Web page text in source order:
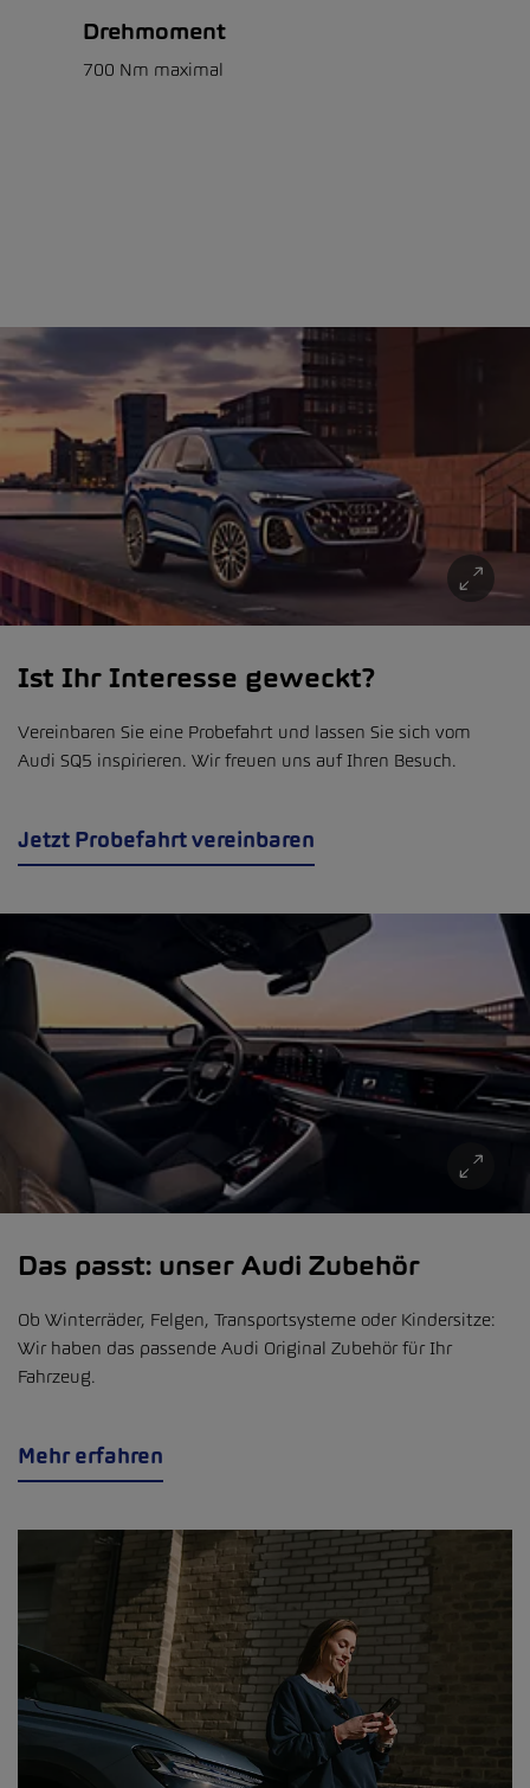
Drehmoment
700 Nm maximal
Ist Ihr Interesse geweckt?
Vereinbaren Sie eine Probefahrt und lassen Sie sich vom
Audi SQ5 inspirieren. Wir freuen uns auf Ihren Besuch.
Jetzt Probefahrt vereinbaren
Das passt: unser Audi Zubehör
Ob Winterräder, Felgen, Transportsysteme oder Kindersitze:
Wir haben das passende Audi Original Zubehör für Ihr
Fahrzeug.
Mehr erfahren